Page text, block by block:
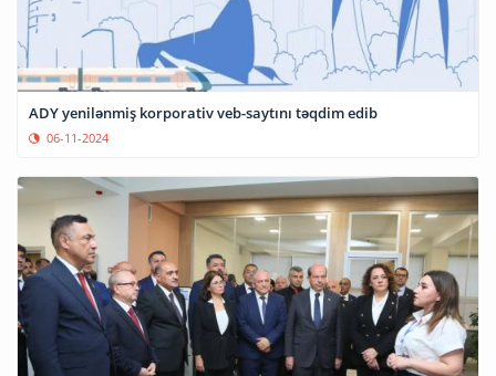
ADY yenilənmiş korporativ veb-saytını təqdim edib
06-11-2024